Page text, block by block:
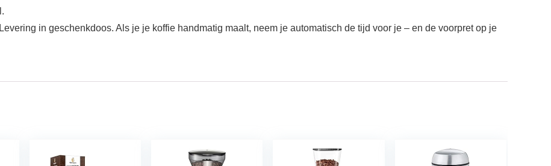
in geschenkdoos. Als je je koffie handmatig maalt, neem je automatisch de tijd voor je – en de voorpret op je